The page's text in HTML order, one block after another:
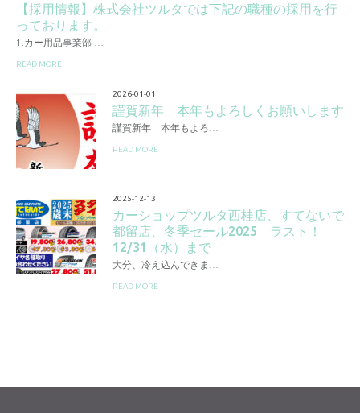
【採用情報】株式会社ツルタでは下記の職種の採用を行
っております。
1.カー用品事業部 …
READ MORE
2026-01-01
謹賀新年 本年もよろしくお願いします
謹賀新年 本年もよろ…
READ MORE
2025-12-13
カーショップツルタ西桂店、すてないで
都留店、冬季セール2025 ラスト！
12/31（水）まで
大分、冷え込んできま…
READ MORE